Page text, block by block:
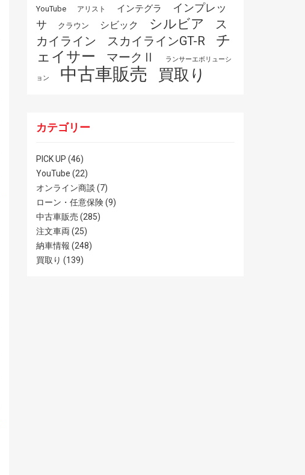
YouTube アリスト インテグラ
インプレッ
サ
クラウン シビック シルビア
ス
カイライン
スカイラインGT-R
チ
ェイサー
マークⅡ ランサーエボリューシ
ョン 中古車販売 買取り
カテゴリー
PICK UP (46)
YouTube (22)
オンライン商談 (7)
ローン・任意保険(9)
中古車販売 (285)
注文車両 (25)
納車情報 (248)
買取り (139)